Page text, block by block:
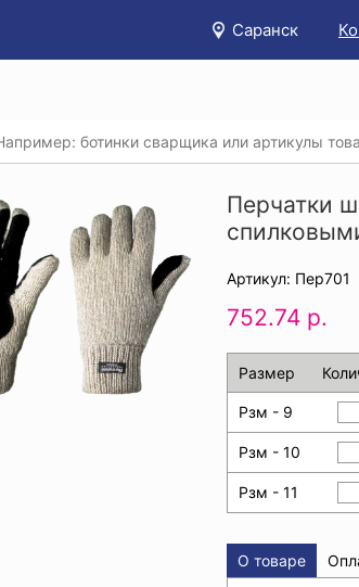
Саранск
шерстяные утепленные ИНЕЙ® со
Перчатки
Артикул: Пер701
752.74 р.
Размер
Рзм - 9
Рзм - 10
Рзм - 11
О товаре